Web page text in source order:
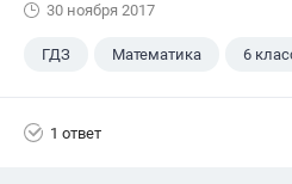
30 ноября 2017
ГДЗ Математика 6
1 ответ